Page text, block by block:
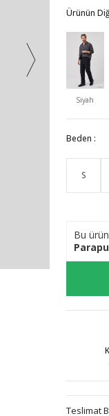
Ürünün
Siyah
Beden :
S
Bu
Teslimat